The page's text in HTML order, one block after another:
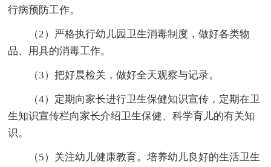
行病预防工作。
（2）严格执行幼儿园卫生消毒制度，做好各类物
品、用具的消毒工作。
（3）把好晨检关，做好全天观察与记录。
（4）定期向家长进行卫生保健知识宣传，定期在卫
生知识宣传栏向家长介绍卫生保健、科学育儿的有关知
识。
（5）关注幼儿健康教育。培养幼儿良好的生活卫生